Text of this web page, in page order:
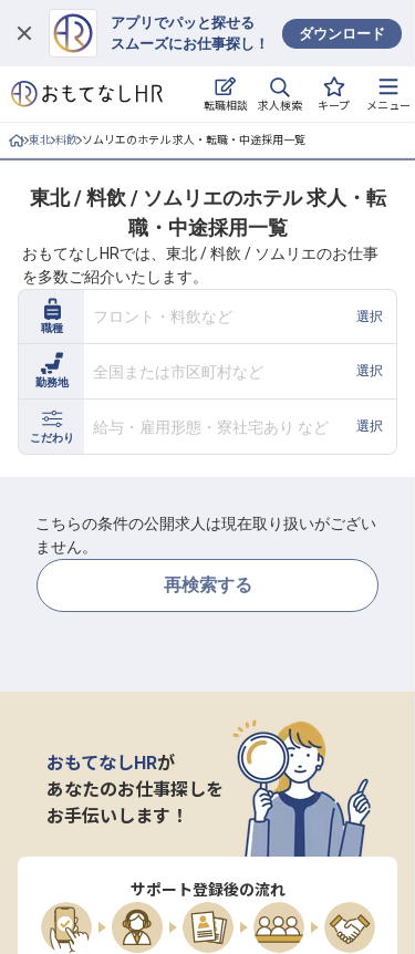
アプリでパッと探せる
スムーズにお仕事探し！
ダウンロード
転職相談 求人検索 キープ メニュー
ログイン
求人・施設を探す
就職・転職 合同説明会
おもてなしHRについて
ご利用の流れ
よくある質問
ホテル・宿泊業界情報コラム
無料 転職サポートに申し込む
採用をお考えの企業様へ
東北 料飲 ソムリエのホテル 求人・転職・中途採用一覧
東北 / 料飲 / ソムリエのホテル 求人・転
職・中途採用一覧
おもてなしHRでは、東北 / 料飲 / ソムリエのお仕事
を多数ご紹介いたします。
職種
フロント・料飲など 選択
勤務地
全国または市区町村など 選択
こだわり
給与・雇用形態・寮社宅あり など 選択
こちらの条件の公開求人は現在取り扱いがござい
ません。
再検索する
おもてなしHRが
あなたのお仕事探しを
お手伝いします！
サポート登録後の流れ